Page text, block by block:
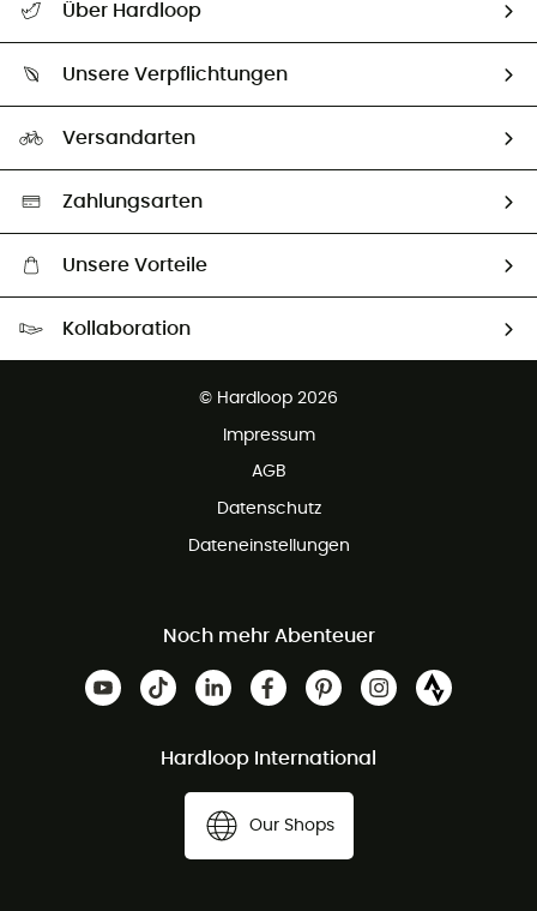
Größentabelle
Vertrag widerrufen
Über Hardloop
Unsere Botschafter
Unsere Verpflichtungen
Auswahl an nachhaltigen Produkten
Versandarten
Zahlungsarten
Unsere Vorteile
Kollaboration
© Hardloop 2026
Impressum
AGB
Datenschutz
Dateneinstellungen
Noch mehr Abenteuer
Hardloop International
Our Shops